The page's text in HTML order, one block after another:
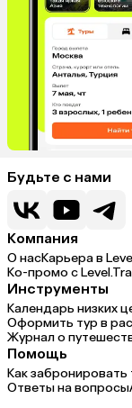
Будьте с нами
Компания
О насКарьера в
Ко-промо с
Инструменты
Календарь низких
Оформить тур в
Журнал о
Помощь
Как забронировать
Ответы на вопросы